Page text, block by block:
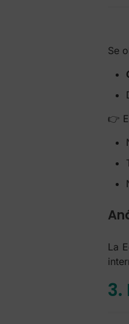
Se
👉
La
3.